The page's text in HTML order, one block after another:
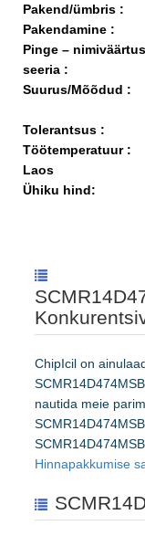
Pakend/ümbris :
Pakendamine :
Pinge –
seeria :
Suurus/Mõõdud :
Tolerantsus :
Töötemperatuur :
Laos
Ühiku hind:
ChipIcil on
nautida meie
Hinnapakkumise